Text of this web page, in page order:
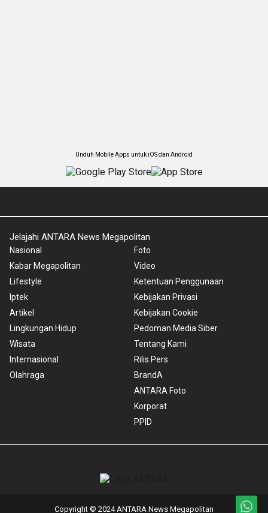
Unduh Mobile Apps untuk iOS dan Android
Jelajahi ANTARA News Megapolitan
Nasional
Kabar Megapolitan
Lifestyle
Iptek
Artikel
Lingkungan Hidup
Wisata
Internasional
Olahraga
Foto
Video
Ketentuan Penggunaan
Kebijakan Privasi
Kebijakan Cookie
Pedoman Media Siber
Tentang Kami
Rilis Pers
BrandA
ANTARA Foto
Korporat
PPID
Copyright © 2024 ANTARA News Megapolitan